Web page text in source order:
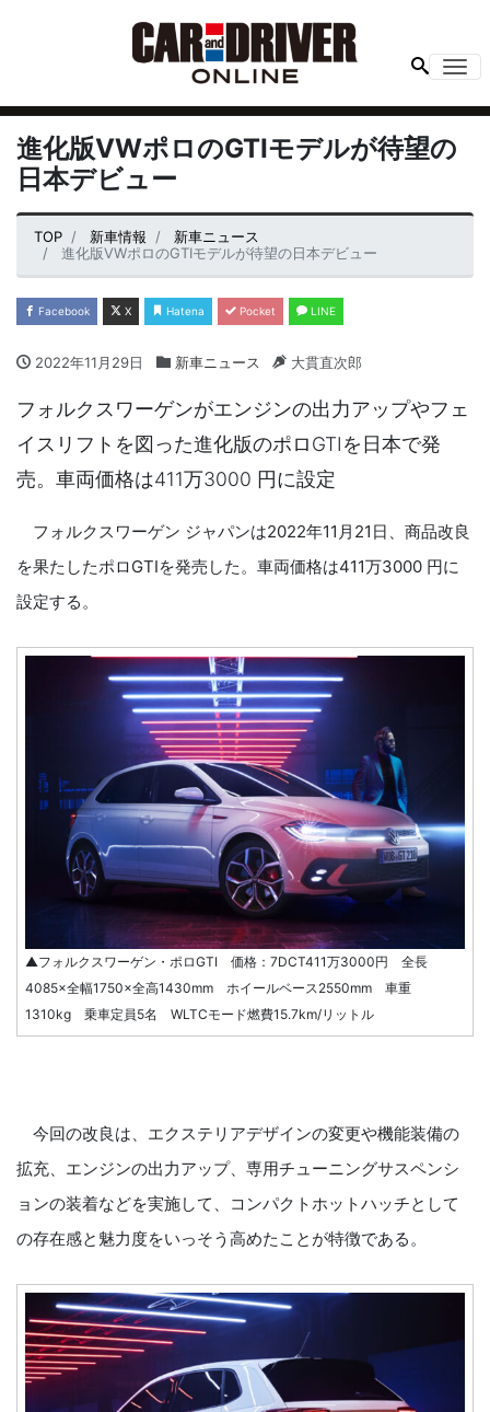
進化版VWポロのGTIモデルが待望の
日本デビュー
TOP 新車情報
新車ニュース
進化版VWポロのGTIモデルが待望の日本デビュー
Facebook X Hatena Pocket LINE
2022年11月29日 新車ニュース 大貫直次郎
フォルクスワーゲンがエンジンの出力アップやフェ
イスリフトを図った進化版のポロGTIを日本で発
売。車両価格は411万3000 円に設定
フォルクスワーゲン ジャパンは2022年11月21日、商品改良
を果たしたポロGTIを発売した。車両価格は411万3000 円に
設定する。
▲フォルクスワーゲン・ポロGTI 価格：7DCT411万3000円 全長
4085×全幅1750×全高1430mm ホイールベース2550mm 車重
1310kg 乗車定員5名 WLTCモード燃費15.7km/リットル
今回の改良は、エクステリアデザインの変更や機能装備の
拡充、エンジンの出力アップ、専用チューニングサスペンシ
ョンの装着などを実施して、コンパクトホットハッチとして
の存在感と魅力度をいっそう高めたことが特徴である。